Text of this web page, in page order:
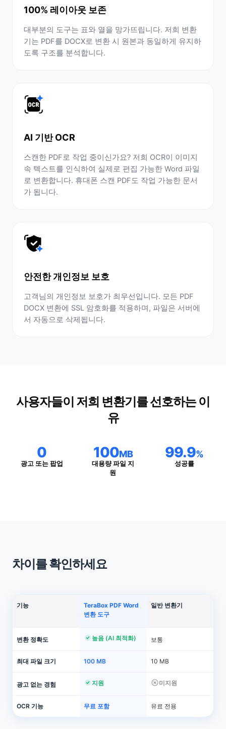
100% 레이아웃 보존
대부분의 도구는 표와 열을 망가뜨립니다. 저희 변환
기는 PDF를 DOCX로 변환 시 원본과 동일하게 유지하
도록 구조를 분석합니다.
AI 기반 OCR
스캔한 PDF로 작업 중이신가요? 저희 OCR이 이미지
속 텍스트를 인식하여 실제로 편집 가능한 Word 파일
로 변환합니다. 휴대폰 스캔 PDF도 작업 가능한 문서
가 됩니다.
안전한 개인정보 보호
고객님의 개인정보 보호가 최우선입니다. 모든 PDF
DOCX 변환에 SSL 암호화를 적용하며, 파일은 서버에
서 자동으로 삭제됩니다.
사용자들이 저희 변환기를 선호하는 이
유
0
광고 또는 팝업
100MB
대용량 파일 지
원
99.9%
성공률
차이를 확인하세요
기능
TeraBox PDF Word
변환 도구
일반 변환기
변환 정확도 높음 (AI 최적화) 보통
최대 파일 크기 100 MB 10 MB
광고 없는 경험 지원 미지원
OCR 기능 무료 포함 유료 전용